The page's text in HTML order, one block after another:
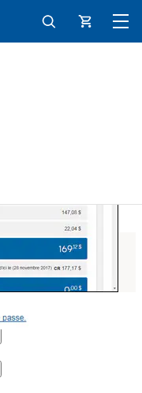
Panier
votre
CSV